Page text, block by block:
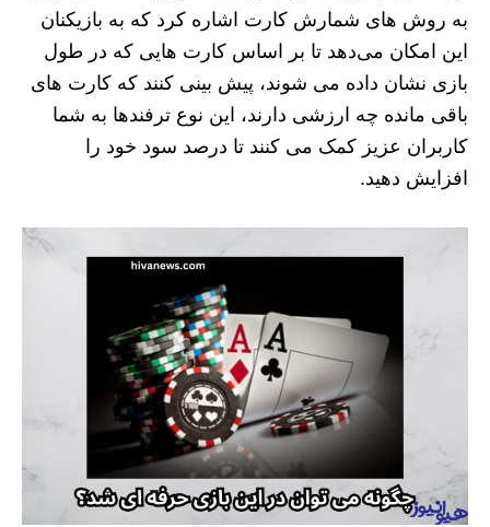
به روش های شمارش کارت اشاره کرد که به بازیکنان
این امکان می‌دهد تا بر اساس کارت‌ هایی که در طول
بازی نشان داده می‌ شوند، پیش بینی کنند که کارت‌ های
باقی‌ مانده چه ارزشی دارند، این نوع ترفندها به شما
کاربران عزیز کمک می‌ کنند تا درصد سود خود را
افزایش دهید.